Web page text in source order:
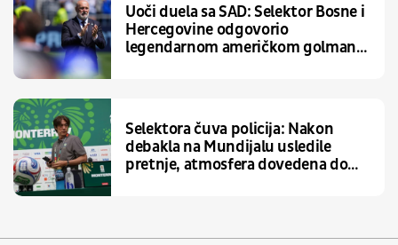
Uoči duela sa SAD: Selektor Bosne i
Hercegovine odgovorio
legendarnom američkom golmanu
Selektora čuva policija: Nakon
debakla na Mundijalu usledile
pretnje, atmosfera dovedena do